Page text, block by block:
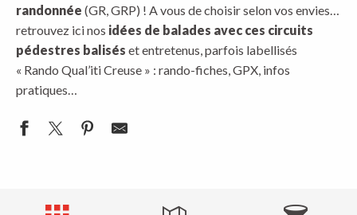
randonnée (GR, GRP) ! A vous de choisir selon vos envies…
retrouvez ici nos idées de balades avec ces circuits
pédestres balisés et entretenus, parfois labellisés
« Rando Qual’iti Creuse » : rando-fiches, GPX, infos
pratiques…